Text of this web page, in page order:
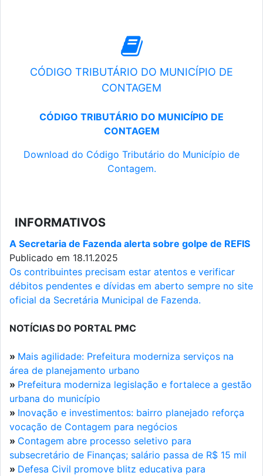
CÓDIGO TRIBUTÁRIO DO MUNICÍPIO DE
CONTAGEM
CÓDIGO TRIBUTÁRIO DO MUNICÍPIO DE
CONTAGEM
Download do Código Tributário do Município de
Contagem.
INFORMATIVOS
A Secretaria de Fazenda alerta sobre golpe de REFIS
Publicado em 18.11.2025
Os contribuintes precisam estar atentos e verificar
débitos pendentes e dívidas em aberto sempre no site
oficial da Secretária Municipal de Fazenda.
NOTÍCIAS DO PORTAL PMC
» Mais agilidade: Prefeitura moderniza serviços na
área de planejamento urbano
» Prefeitura moderniza legislação e fortalece a gestão
urbana do município
» Inovação e investimentos: bairro planejado reforça
vocação de Contagem para negócios
» Contagem abre processo seletivo para
subsecretário de Finanças; salário passa de R$ 15 mil
» Defesa Civil promove blitz educativa para